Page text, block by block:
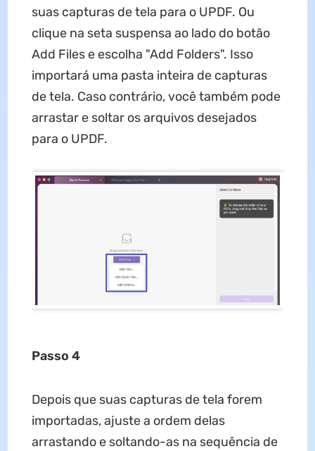
suas capturas de tela para o UPDF. Ou
clique na seta suspensa ao lado do botão
Add Files e escolha "Add Folders". Isso
importará uma pasta inteira de capturas
de tela. Caso contrário, você também pode
arrastar e soltar os arquivos desejados
para o UPDF.
Passo 4
Depois que suas capturas de tela forem
importadas, ajuste a ordem delas
arrastando e soltando-as na sequência de